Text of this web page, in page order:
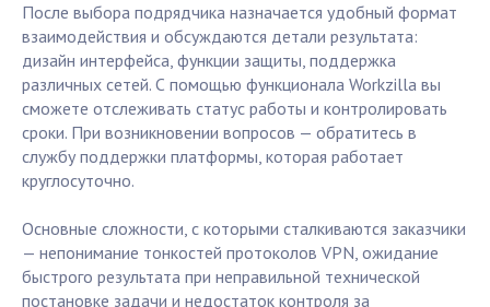
После выбора подрядчика назначается удобный формат
взаимодействия и обсуждаются детали результата:
дизайн интерфейса, функции защиты, поддержка
различных сетей. С помощью функционала Workzilla вы
сможете отслеживать статус работы и контролировать
сроки. При возникновении вопросов — обратитесь в
службу поддержки платформы, которая работает
круглосуточно.
Основные сложности, с которыми сталкиваются заказчики
— непонимание тонкостей протоколов VPN, ожидание
быстрого результата при неправильной технической
постановке задачи и недостаток контроля за